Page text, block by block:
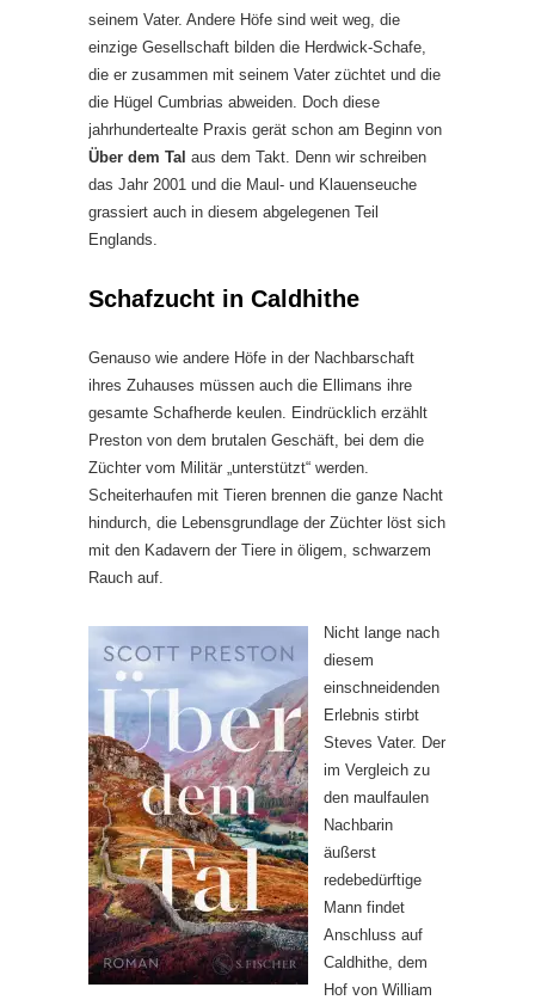
seinem Vater. Andere Höfe sind weit weg, die
einzige Gesellschaft bilden die Herdwick-Schafe,
die er zusammen mit seinem Vater züchtet und die
die Hügel Cumbrias abweiden. Doch diese
jahrhundertealte Praxis gerät schon am Beginn von
Über dem Tal aus dem Takt. Denn wir schreiben
das Jahr 2001 und die Maul- und Klauenseuche
grassiert auch in diesem abgelegenen Teil
Englands.
Schafzucht in Caldhithe
Genauso wie andere Höfe in der Nachbarschaft
ihres Zuhauses müssen auch die Ellimans ihre
gesamte Schafherde keulen. Eindrücklich erzählt
Preston von dem brutalen Geschäft, bei dem die
Züchter vom Militär „unterstützt“ werden.
Scheiterhaufen mit Tieren brennen die ganze Nacht
hindurch, die Lebensgrundlage der Züchter löst sich
mit den Kadavern der Tiere in öligem, schwarzem
Rauch auf.
Nicht lange nach
diesem
einschneidenden
Erlebnis stirbt
Steves Vater. Der
im Vergleich zu
den maulfaulen
Nachbarin
äußerst
redebedürftige
Mann findet
Anschluss auf
Caldhithe, dem
Hof von William